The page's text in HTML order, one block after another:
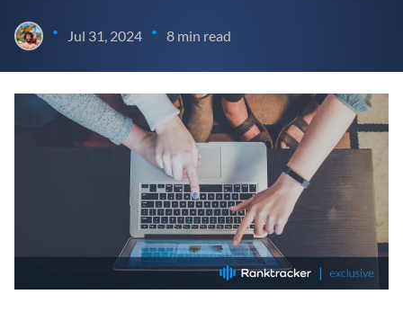
• Jul 31, 2024 • 8 min read